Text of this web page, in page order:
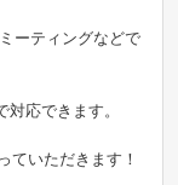
ーティングなどで
応できます。
ていただきます！